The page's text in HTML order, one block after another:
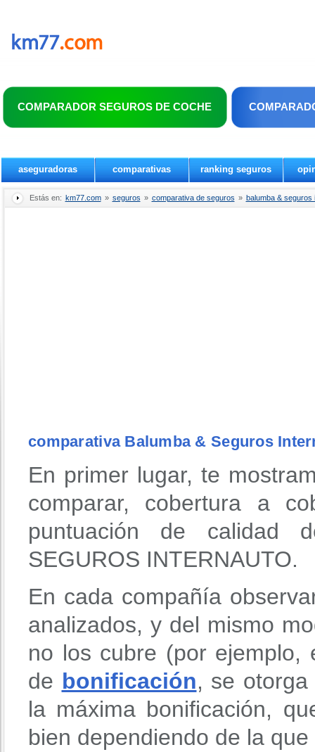
COMPARADOR SEGUROS DE COCHE
aseguradoras comparativas ranking seguros
Estás en: km77.com » seguros » comparativa de seguros » balumba & seguros
comparativa Balumba & Seguros
En primer lugar, te
comparar, cobertura a
puntuación de calidad
SEGUROS INTERNAUTO.
En cada compañía
analizados, y del mismo
no los cubre (por ejemplo,
de bonificación, se
la máxima bonificación,
bien dependiendo de la